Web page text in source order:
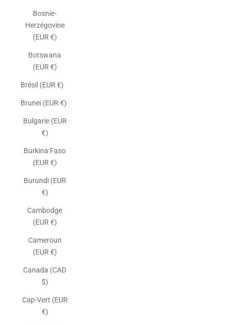
Bosnie-
Herzégovine
(EUR €)
Botswana
(EUR €)
Brésil (EUR €)
Brunei (EUR €)
Bulgarie (EUR
€)
Burkina Faso
(EUR €)
Burundi (EUR
€)
Cambodge
(EUR €)
Cameroun
(EUR €)
Canada (CAD
$)
Cap-Vert (EUR
€)